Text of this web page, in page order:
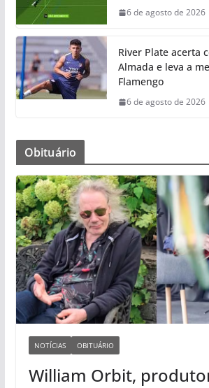
6 de agosto de 2026
River Plate acerta
Almada e leva a
Flamengo
6 de agosto de 2026
Obituário
NOTÍCIAS OBITUÁRIO
William Orbit,